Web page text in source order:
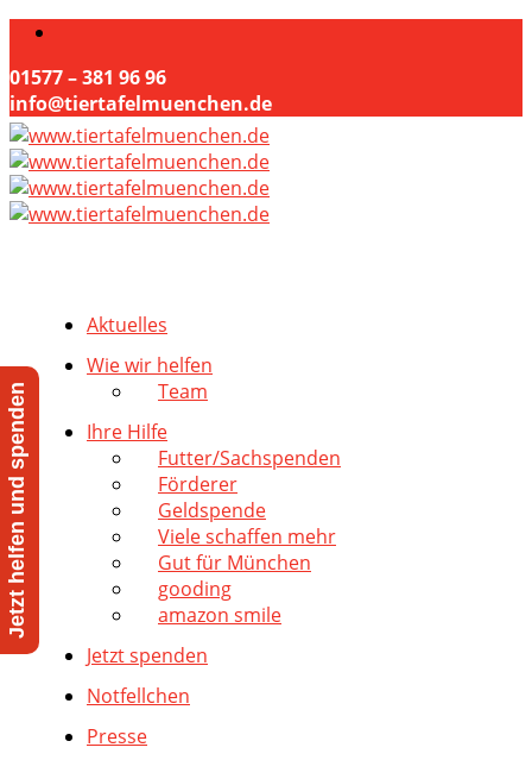
01577 – 381 96 96
info@tiertafelmuenchen.de
Aktuelles
Wie wir helfen
Team
Ihre Hilfe
Futter/Sachspenden
Förderer
Geldspende
Viele schaffen mehr
Gut für München
gooding
amazon smile
Jetzt spenden
Notfellchen
Presse
Jetzt helfen und spenden